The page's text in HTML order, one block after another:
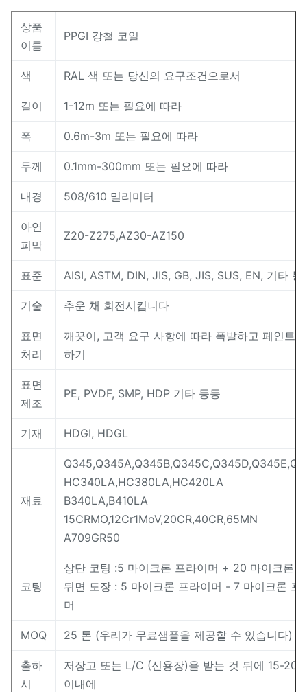
상품
이름
PPGI 강철 코일
색 RAL 색 또는 당신의 요구조건으로서
길이 1-12m 또는 필요에 따라
폭 0.6m-3m 또는 필요에 따라
두께 0.1mm-300mm 또는 필요에 따라
내경 508/610 밀리미터
아연
피막
Z20-Z275,AZ30-AZ150
표준 AISI, ASTM, DIN, JIS, GB, JIS, SUS, EN, 기타 등
기술 추운 채 회전시킵니다
표면
처리
깨끗이, 고객 요구 사항에 따라 폭발하고 페인트
하기
표면
제조
PE, PVDF, SMP, HDP 기타 등등
기재 HDGI, HDGL
재료
HC340LA,HC380LA,HC420LA
B340LA,B410LA
15CRMO,12Cr1MoV,20CR,40CR,65MN
A709GR50
코팅
상단 코팅 :5 마이크론 프라이머 + 20 마이크론
뒤면 도장 : 5 마이크론 프라이머 - 7 마이크론 프
머
MOQ 25 톤 (우리가 무료샘플을 제공할 수 있습니다)
출하
시
저장고 또는 L/C (신용장)을 받는 것 뒤에 15-20
이내에